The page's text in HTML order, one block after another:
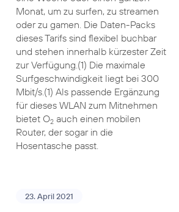
Monat, um zu surfen, zu streamen
oder zu gamen. Die Daten-Packs
dieses Tarifs sind flexibel buchbar
und stehen innerhalb kürzester Zeit
zur Verfügung.(1) Die maximale
Surfgeschwindigkeit liegt bei 300
Mbit/s.(1) Als passende Ergänzung
für dieses WLAN zum Mitnehmen
bietet O2auch einen mobilen
Router, der sogar in die
Hosentasche passt.
23. April 2021